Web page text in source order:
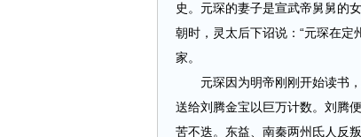
史。元琛的妻子是宣武帝舅舅的
朝时，灵太后下诏说：“元琛在
家。
元琛因为明帝刚刚开始读书，
送给刘腾金宝以巨万计数。刘腾
苦不迭。东益、南秦两州氐人反